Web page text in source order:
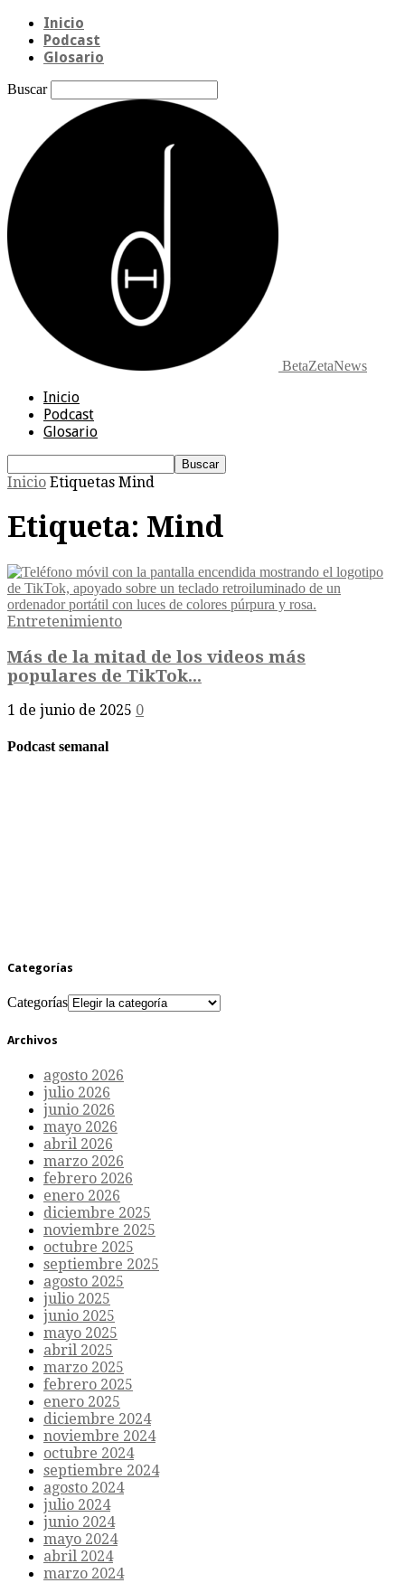
Inicio
Podcast
Glosario
Buscar
BetaZetaNews
Inicio
Podcast
Glosario
Inicio Etiquetas Mind
Etiqueta: Mind
Entretenimiento
Más de la mitad de los videos más
populares de TikTok...
1 de junio de 2025 0
Podcast semanal
Categorías
Categorías
Archivos
agosto 2026
julio 2026
junio 2026
mayo 2026
abril 2026
marzo 2026
febrero 2026
enero 2026
diciembre 2025
noviembre 2025
octubre 2025
septiembre 2025
agosto 2025
julio 2025
junio 2025
mayo 2025
abril 2025
marzo 2025
febrero 2025
enero 2025
diciembre 2024
noviembre 2024
octubre 2024
septiembre 2024
agosto 2024
julio 2024
junio 2024
mayo 2024
abril 2024
marzo 2024